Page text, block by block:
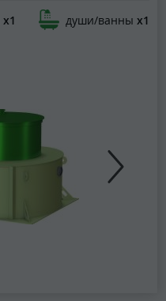
х1 души/ванны х1